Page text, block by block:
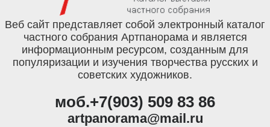
Веб сайт представляет собой электронный каталог
частного собрания Артпанорама и является
информационным ресурсом, созданным для
популяризации и изучения творчества русских и
советских художников.
моб.+7(903) 509 83 86
artpanorama@mail.ru